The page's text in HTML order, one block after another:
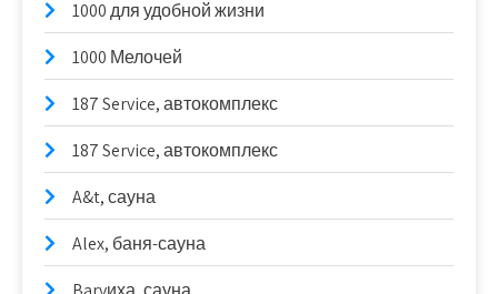
1000 для удобной жизни
1000 Мелочей
187 Service, автокомплекс
187 Service, автокомплекс
A&t, сауна
Alex, баня-сауна